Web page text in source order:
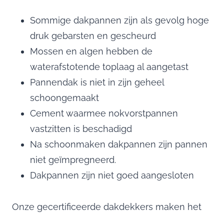
Sommige dakpannen zijn als gevolg hoge
druk gebarsten en gescheurd
Mossen en algen hebben de
waterafstotende toplaag al aangetast
Pannendak is niet in zijn geheel
schoongemaakt
Cement waarmee nokvorstpannen
vastzitten is beschadigd
Na schoonmaken dakpannen zijn pannen
niet geïmpregneerd.
Dakpannen zijn niet goed aangesloten
Onze gecertificeerde dakdekkers maken het